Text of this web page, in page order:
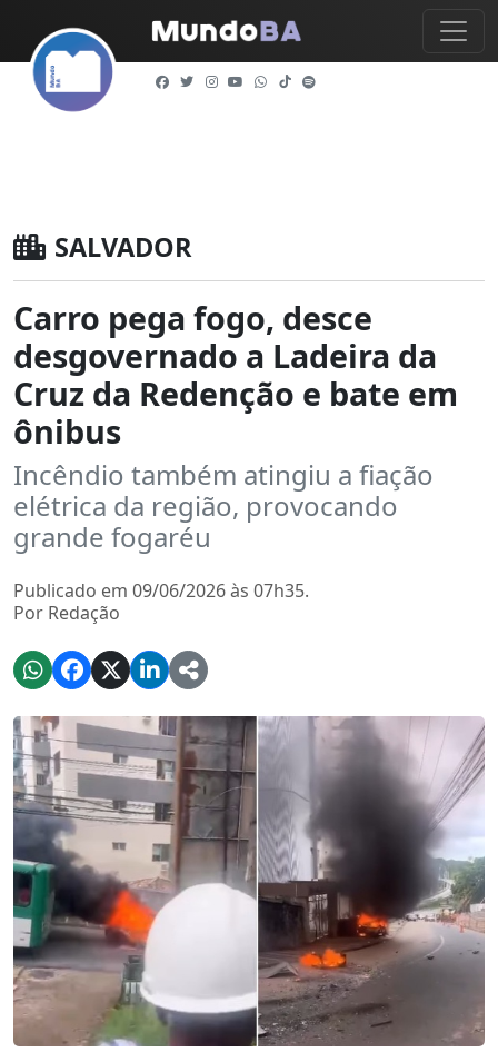
SALVADOR
Carro pega fogo, desce
desgovernado a Ladeira da
Cruz da Redenção e bate em
ônibus
Incêndio também atingiu a fiação
elétrica da região, provocando
grande fogaréu
Publicado em 09/06/2026 às 07h35.
Por Redação